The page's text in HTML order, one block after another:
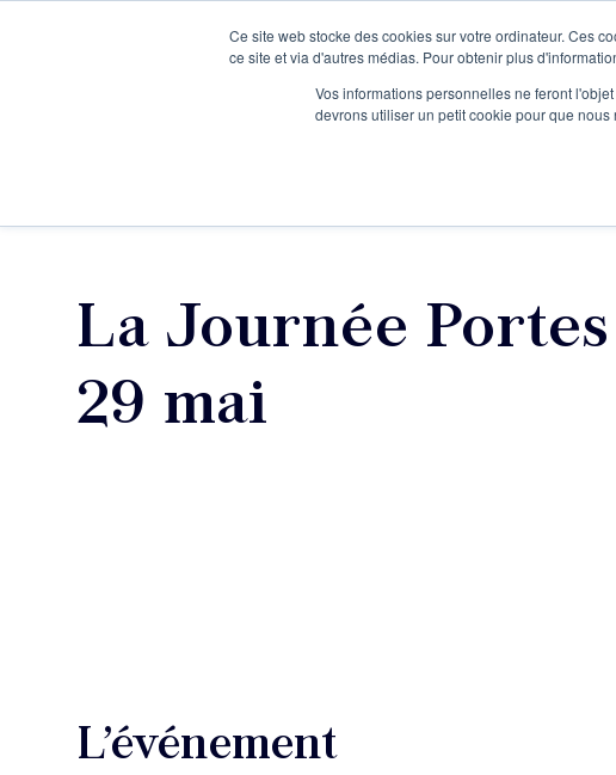
Ce site web stocke des cookies sur votre ordinateur. Ces
ce site et via d'autres médias. Pour obtenir plus
Vos informations personnelles ne feront
devrons utiliser un petit cookie pour que
Je participe à une session d’information Le
La Journée
29 mai
L’événement